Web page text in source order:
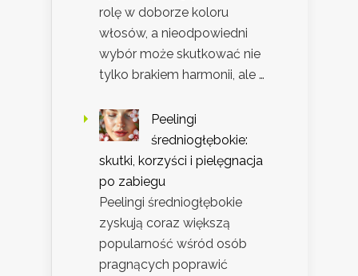
rolę w doborze koloru
włosów, a nieodpowiedni
wybór może skutkować nie
tylko brakiem harmonii, ale …
Peelingi
średniogłębokie:
skutki, korzyści i pielęgnacja
po zabiegu
Peelingi średniogłębokie
zyskują coraz większą
popularność wśród osób
pragnących poprawić